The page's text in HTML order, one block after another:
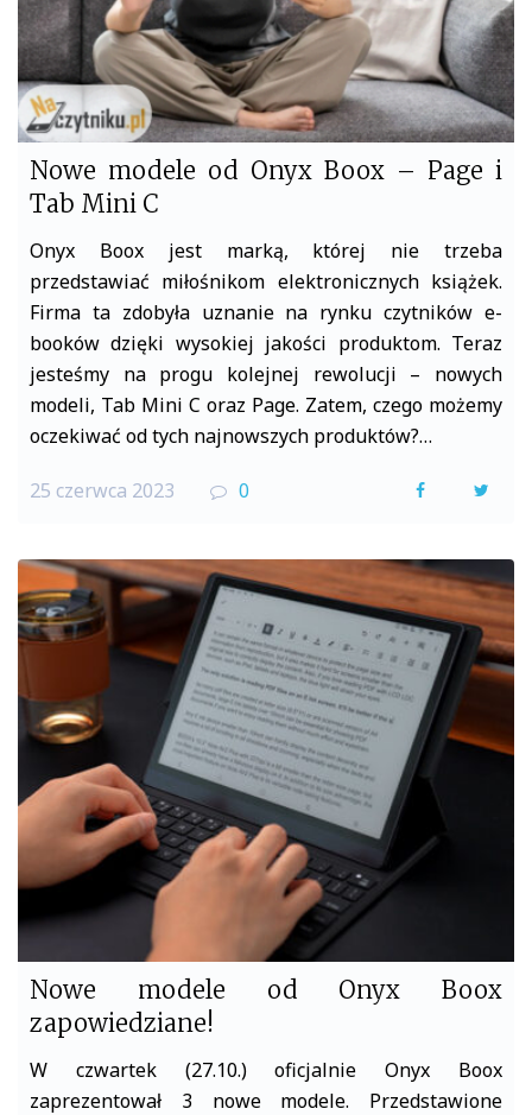
Nowe modele od Onyx Boox – Page i
Tab Mini C
Onyx Boox jest marką, której nie trzeba
przedstawiać miłośnikom elektronicznych książek.
Firma ta zdobyła uznanie na rynku czytników e-
booków dzięki wysokiej jakości produktom. Teraz
jesteśmy na progu kolejnej rewolucji – nowych
modeli, Tab Mini C oraz Page. Zatem, czego możemy
oczekiwać od tych najnowszych produktów?…
25 czerwca 2023 0
F
c
e
b
o
o
k
t
t
r
Nowe modele od Onyx Boox
zapowiedziane!
W czwartek (27.10.) oficjalnie Onyx Boox
zaprezentował 3 nowe modele. Przedstawione